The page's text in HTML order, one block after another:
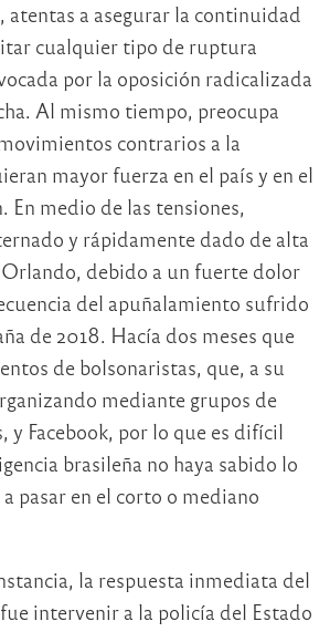
atentas a asegurar la continuidad
cualquier tipo de ruptura
por la oposición radicalizada
Al mismo tiempo, preocupa
contrarios a la
mayor fuerza en el país y en el
En medio de las tensiones,
y rápidamente dado de alta
Orlando, debido a un fuerte dolor
del apuñalamiento sufrido
de 2018. Hacía dos meses que
de bolsonaristas, que, a su
mediante grupos de
y Facebook, por lo que es difícil
brasileña no haya sabido lo
pasar en el corto o mediano
la respuesta inmediata del
intervenir a la policía del Estado